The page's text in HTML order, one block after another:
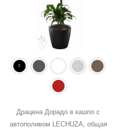
Драцена Дорадо в кашпо с
автополивом LECHUZA, общая